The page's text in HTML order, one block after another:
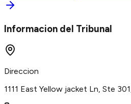
Informacion del Tribunal
Direccion
1111 East Yellow jacket Ln, Ste